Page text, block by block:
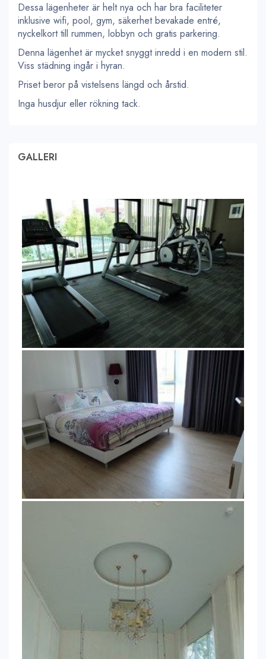
Dessa lägenheter är helt nya och har bra faciliteter
inklusive wifi, pool, gym, säkerhet bevakade entré,
nyckelkort till rummen, lobbyn och gratis parkering.
Denna lägenhet är mycket snyggt inredd i en modern stil.
Viss städning ingår i hyran.
Priset beror på vistelsens längd och årstid.
Inga husdjur eller rökning tack.
GALLERI